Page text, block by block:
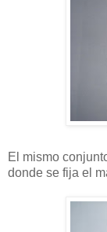
El mismo
donde se fija el